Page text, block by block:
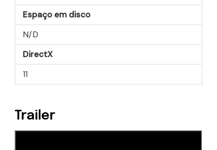
Espaço em disco
N/D
DirectX
11
Trailer